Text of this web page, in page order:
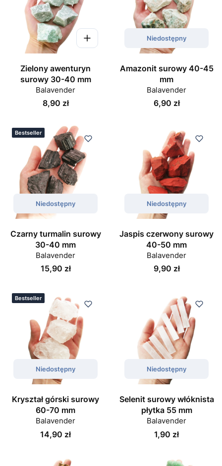
Zielony awenturyn
surowy 30-40 mm
Balavender
Cena
8,90 zł
Niedostępny
Amazonit surowy 40-45
mm
Balavender
Cena
6,90 zł
Bestseller
Niedostępny
Czarny turmalin surowy
30-40 mm
Balavender
Cena
15,90 zł
Niedostępny
Jaspis czerwony surowy
40-50 mm
Balavender
Cena
9,90 zł
Bestseller
Niedostępny
Kryształ górski surowy
60-70 mm
Balavender
Cena
14,90 zł
Niedostępny
Selenit surowy włóknista
płytka 55 mm
Balavender
Cena
1,90 zł